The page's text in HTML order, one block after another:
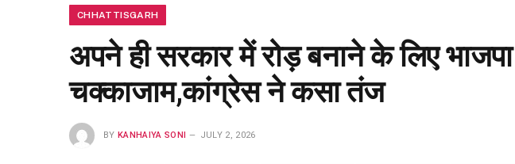
CHHATTISGARH
अपने ही सरकार में रोड़ बनाने के लिए
चक्काजाम,कांग्रेस ने कसा तंज
BY KANHAIYA SONI JULY 2, 2026